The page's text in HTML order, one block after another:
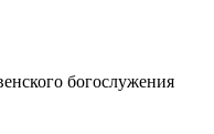
богослужения